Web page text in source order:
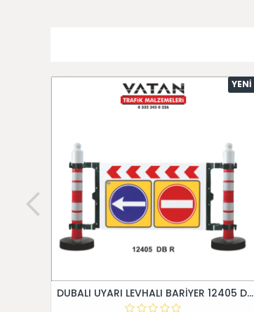
YENI
DUBALI UYARI LEVHALI BARİYER 12405 DB R